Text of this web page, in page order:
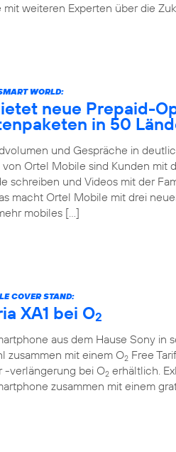
weiteren Experten über die
WORLD:
neue Prepaid-
in 50
und Gespräche in
Ortel Mobile sind Kunden mit
schreiben und Videos mit der
macht Ortel Mobile mit drei
mobiles […]
COVER STAND:
XA1 bei O2
aus dem Hause Sony in
zusammen mit einem O2 Free
-verlängerung bei O2 erhältlich.
zusammen mit einem